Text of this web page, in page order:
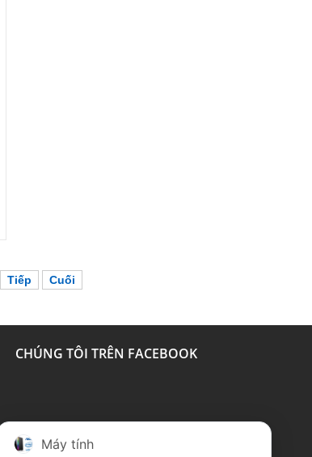
Tiếp Cuối
CHÚNG TÔI TRÊN FACEBOOK
Máy tính